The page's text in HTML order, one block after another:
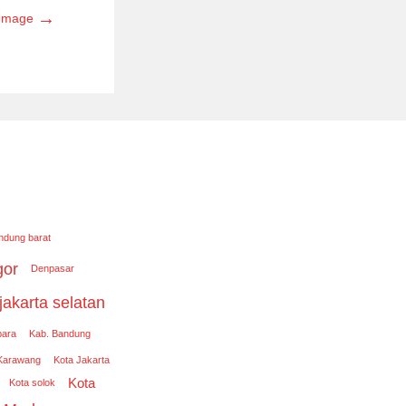
→
barat
Denpasar
jakarta selatan
Kab. Bandung
Kota Jakarta
Kota solok
Kota